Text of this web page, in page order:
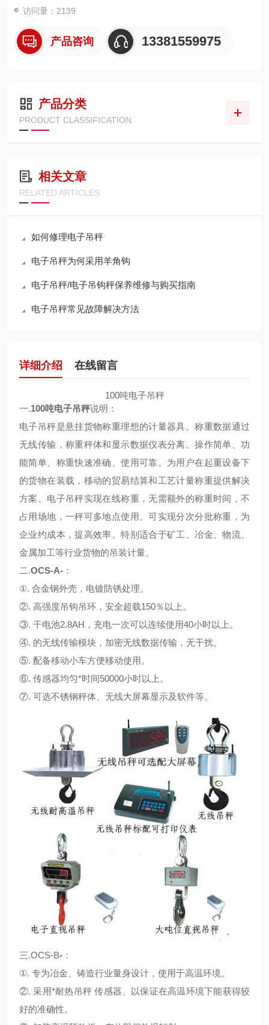
访问量：2139
产品咨询 13381559975
产品分类
PRODUCT CLASSIFICATION
相关文章
RELATED ARTICLES
如何修理电子吊秤
电子吊秤为何采用羊角钩
电子吊秤/电子吊钩秤保养维修与购买指南
电子吊秤常见故障解决方法
详细介绍 在线留言
100吨电子吊秤
一.100吨电子吊秤说明：
电子吊秤是悬挂货物称重理想的计量器具。称重数据通过
无线传输，称重秤体和显示数据仪表分离。操作简单、功
能简单、称重快速准确、使用可靠。为用户在起重设备下
的货物在装载，移动的贸易结算和工艺计量称重提供解决
方案。电子吊秤实现在线称重，无需额外的称重时间，不
占用场地，一秤可多地点使用。可实现分次分批称重，为
企业约成本，提高效率。特别适合于矿工、冶金、物流、
金属加工等行业货物的吊装计量。
二.OCS-A- ：
①. 合金钢外壳，电镀防锈处理。
②. 高强度吊钩吊环，安全超载150％以上。
③. 干电池2.8AH，充电一次可以连续使用40小时以上。
④. 的无线传输模块，加密无线数据传输，无干扰。
⑤. 配备移动小车方便移动使用。
⑥. 传感器均匀*时间50000小时以上。
⑦. 可选不锈钢秤体、无线大屏幕显示及软件等。
三.OCS-B- ：
①. 专为冶金、铸造行业量身设计，使用于高温环境。
②. 采用*耐热吊秤 传感器、以保证在高温环境下能获得较
好的准确性。